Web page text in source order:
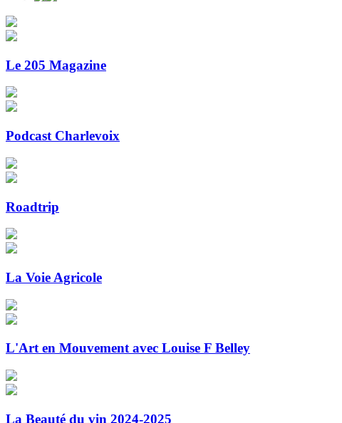
Le 205 Magazine
Podcast Charlevoix
Roadtrip
La Voie Agricole
L'Art en Mouvement avec Louise F Belley
La Beauté du vin 2024-2025